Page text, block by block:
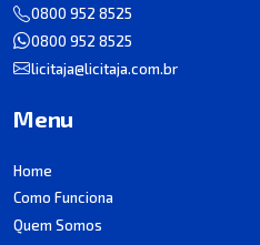
0800 952 8525
0800 952 8525
licitaja@licitaja.com.br
Menu
Home
Como Funciona
Quem Somos